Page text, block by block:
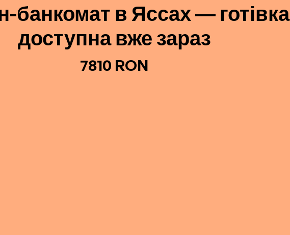
банкомат в Яссах — готівка
доступна вже зараз
7810 RON